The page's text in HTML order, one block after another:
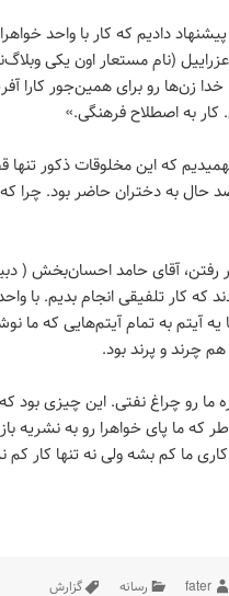
دادیم که کار با واحد
(نام مستعار اون یکی
زن‌ها رو برای همین‌جور کارا
کار به اصطلاح فرهنگی.»
که این مخلوقات ذکور تنها
حال به دختران حاضر بود. چرا که
رفتن، آقای حامد احسان‌بخش (
که کار تلفیقی انجام بدیم. با
آیتم به تمام آیتم‌هایی که ما
چرند و پرند بود.
ما رو چراغ نفتی. این چیزی بود
که ما پای خواهرا رو به نشریه باز
کاری ما کم بشه ولی نه تنها کار کم
مؤلف
fater دسته‌ها
رسانه برچسب‌ها
گزارش